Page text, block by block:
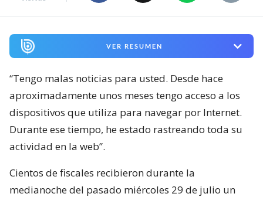
VER RESUMEN
“Tengo malas noticias para usted. Desde hace
aproximadamente unos meses tengo acceso a los
dispositivos que utiliza para navegar por Internet.
Durante ese tiempo, he estado rastreando toda su
actividad en la web”.
Cientos de fiscales recibieron durante la
medianoche del pasado miércoles 29 de julio un